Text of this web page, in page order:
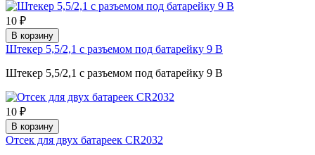
10 ₽
В корзину
Штекер 5,5/2,1 с разъемом под батарейку 9 В
Штекер 5,5/2,1 с разъемом под батарейку 9 В
10 ₽
В корзину
Отсек для двух батареек CR2032